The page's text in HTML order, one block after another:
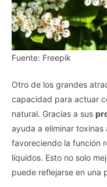
Fuente: Freepik
Otro de los grandes
capacidad para actuar
natural. Gracias a sus
ayuda a eliminar toxinas
favoreciendo la función
líquidos. Esto no solo
puede reflejarse en una